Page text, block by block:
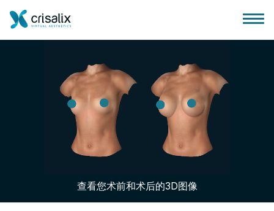
外科医生之家
查看您术前和术后的3D图像